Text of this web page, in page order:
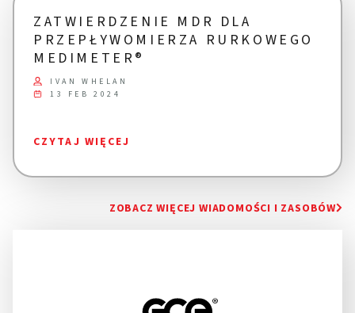
ZATWIERDZENIE MDR DLA
PRZEPŁYWOMIERZA RURKOWEGO
MEDIMETER®
IVAN WHELAN
13 FEB 2024
CZYTAJ WIĘCEJ
ZOBACZ WIĘCEJ WIADOMOŚCI I ZASOBÓW